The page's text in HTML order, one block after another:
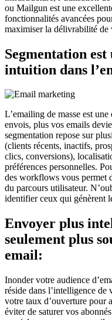
ou Mailgun est une
fonctionnalités avancées
maximiser la délivrabilité de
Segmentation est
intuition dans
L’emailing de masse est
envois, plus vos emails
segmentation repose sur
(clients récents, inactifs,
clics, conversions),
préférences personnelles.
des workflows vous permet
du parcours utilisateur.
identifier ceux qui génèrent
Envoyer plus
seulement plus
email:
Inonder votre audience
réside dans l’intelligence de
votre taux d’ouverture pour
éviter de saturer vos